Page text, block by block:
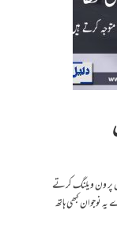
پر ون ویلنگ کرتے
کبھی ہاتھ